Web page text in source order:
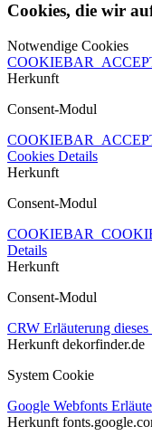
Cookies, die wir
Notwendige Cookies
Herkunft
Consent-Modul
Cookies Details
Herkunft
Consent-Modul
Details
Herkunft
Consent-Modul
CRW Erläuterung
Herkunft dekorfinder.de
System Cookie
Google Webfonts
Herkunft